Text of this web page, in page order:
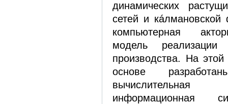
динамических
сетей и кáлмановской
компьютерная
модель реализации
производства. На этой
основе
информационная